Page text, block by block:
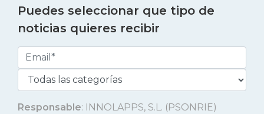
Puedes seleccionar que tipo de
noticias quieres recibir
Responsable: INNOLAPPS, S.L. (PSONRIE)